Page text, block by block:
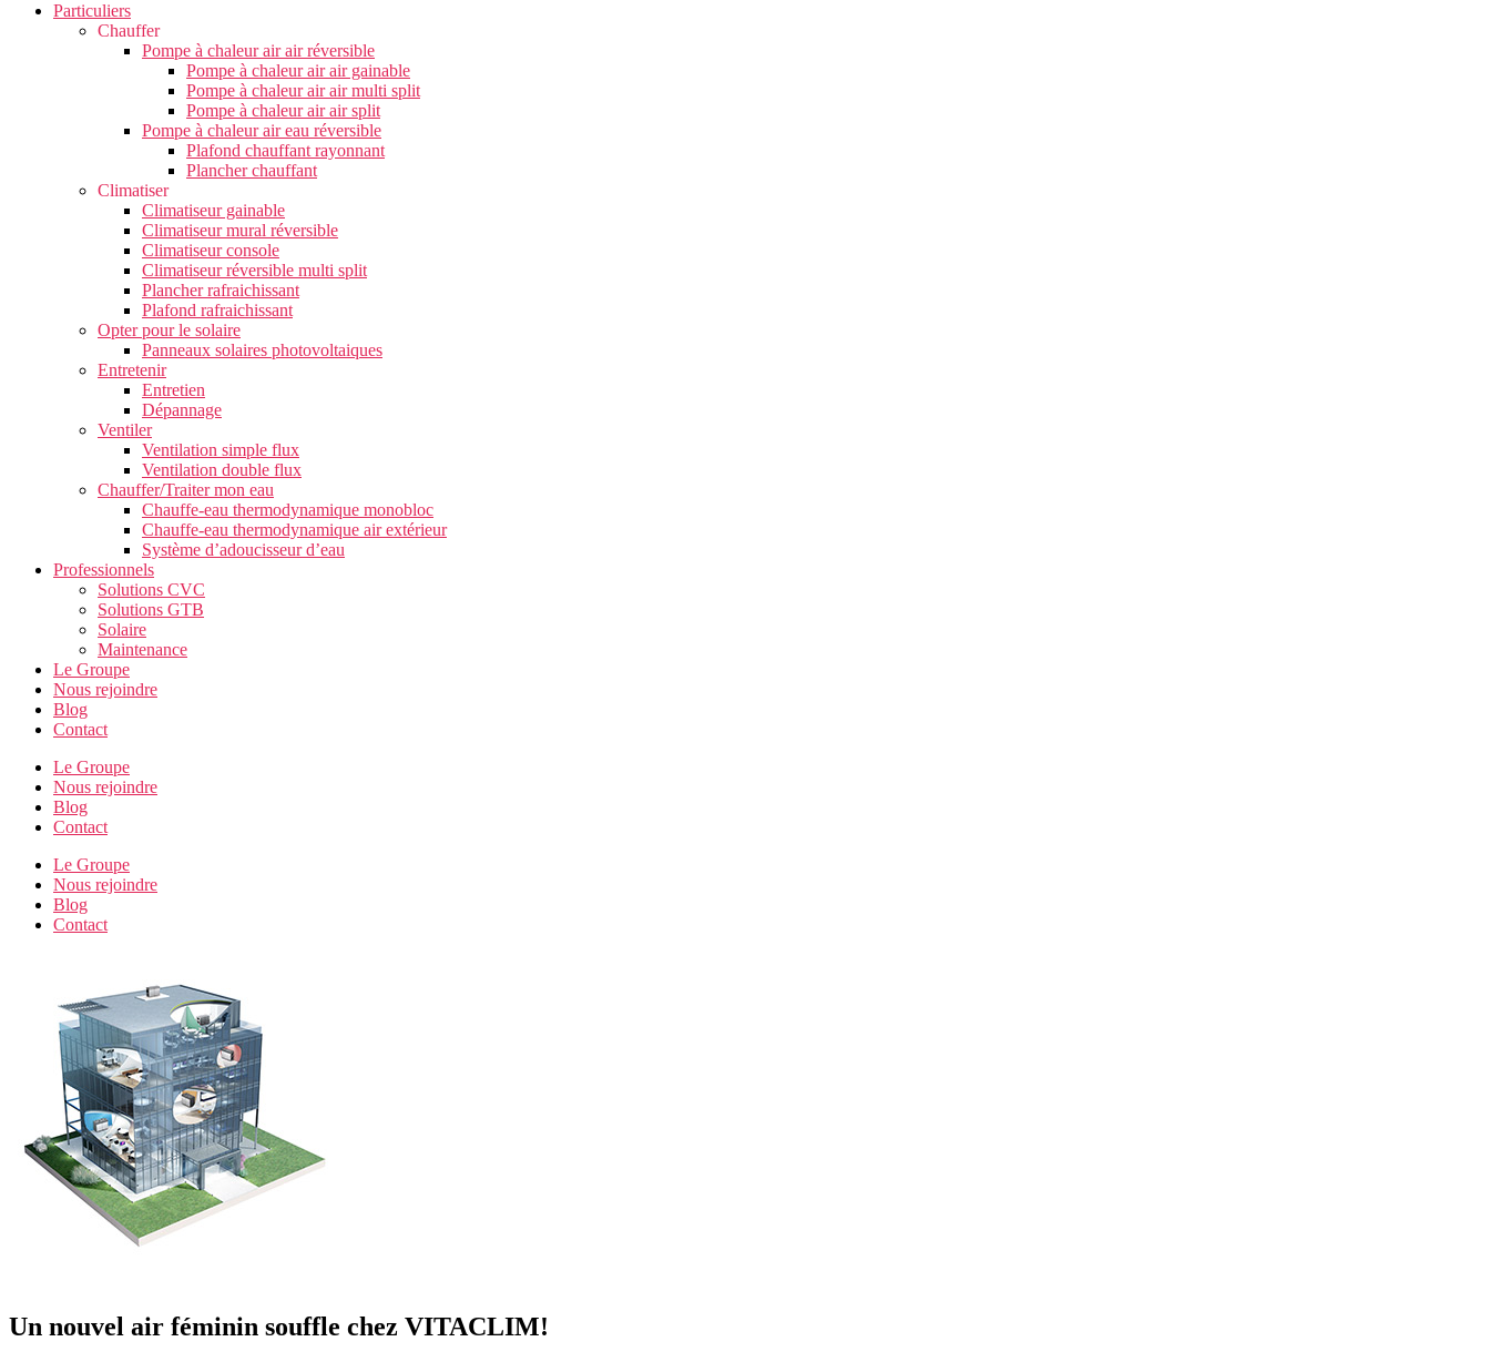
Particuliers
Chauffer
Pompe à chaleur air air réversible
Pompe à chaleur air air gainable
Pompe à chaleur air air multi split
Pompe à chaleur air air split
Pompe à chaleur air eau réversible
Plafond chauffant rayonnant
Plancher chauffant
Climatiser
Climatiseur gainable
Climatiseur mural réversible
Climatiseur console
Climatiseur réversible multi split
Plancher rafraichissant
Plafond rafraichissant
Opter pour le solaire
Panneaux solaires photovoltaiques
Entretenir
Entretien
Dépannage
Ventiler
Ventilation simple flux
Ventilation double flux
Chauffer/Traiter mon eau
Chauffe-eau thermodynamique monobloc
Chauffe-eau thermodynamique air extérieur
Système d’adoucisseur d’eau
Professionnels
Solutions CVC
Solutions GTB
Solaire
Maintenance
Le Groupe
Nous rejoindre
Blog
Contact
Le Groupe
Nous rejoindre
Blog
Contact
Le Groupe
Nous rejoindre
Blog
Contact
Un nouvel air féminin souffle chez VITACLIM!